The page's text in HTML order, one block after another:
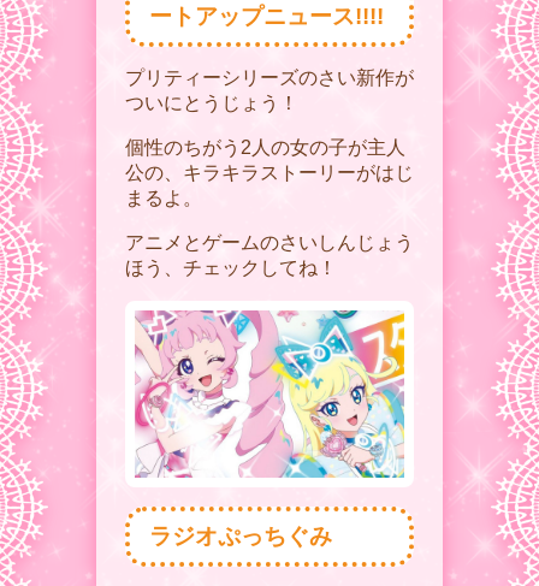
ートアップニュース!!!!
プリティーシリーズのさい新作が
ついにとうじょう！
個性のちがう2人の女の子が主人
公の、キラキラストーリーがはじ
まるよ。
アニメとゲームのさいしんじょう
ほう、チェックしてね！
ラジオぷっちぐみ